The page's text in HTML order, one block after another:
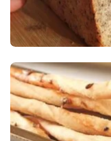
Comer Bem: